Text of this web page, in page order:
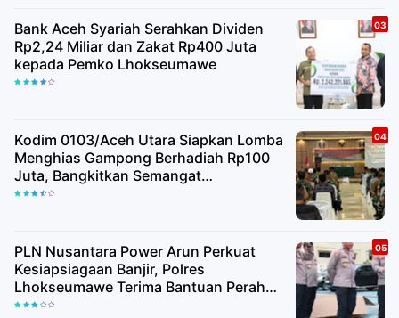
Bank Aceh Syariah Serahkan Dividen
Rp2,24 Miliar dan Zakat Rp400 Juta
kepada Pemko Lhokseumawe
Kodim 0103/Aceh Utara Siapkan Lomba
Menghias Gampong Berhadiah Rp100
Juta, Bangkitkan Semangat
Kemerdekaan hingga Pelosok Desa
PLN Nusantara Power Arun Perkuat
Kesiapsiagaan Banjir, Polres
Lhokseumawe Terima Bantuan Perahu
Karet